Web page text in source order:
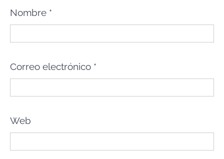
Nombre *
Correo electrónico *
Web